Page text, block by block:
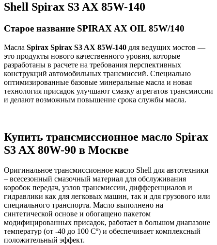
Shell Spirax S3 AX 85W-140
Старое название SPIRAX AX OIL 85W/140
Масла Spirax Spirax S3 AX 85W-140 для ведущих мостов —
это продукты нового качественного уровня, которые
разработаны в расчете на требования перспективных
конструкций автомобильных трансмиссий. Специально
оптимизированные базовые минеральные масла и новая
технология присадок улучшают смазку агрегатов трансмиссии
и делают возможным повышение срока службы масла.
Купить трансмиссионное масло Spirax
S3 AX 80W-90 в Москве
Оригинальное трансмиссионное масло Shell для автотехники
– всесезонный смазочный материал для обслуживания
коробок передач, узлов трансмиссии, дифференциалов и
гидравлики как для легковых машин, так и для грузового или
специального транспорта. Масло выполнено на
синтетической основе и обогащено пакетом
модифицированных присадок, работает в большом диапазоне
температур (от -40 до 100 Сº) и обеспечивает комплексный
положительный эффект.